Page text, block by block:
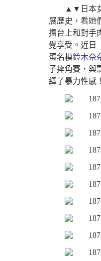
▲▼日本
展歷史，看她
擂台上和對手
覺享受。近日
蛋名模鈴木奈
子摔角賽，與
繹了暴力性感！